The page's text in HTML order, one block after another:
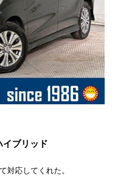
イブリッド
対応してくれた。